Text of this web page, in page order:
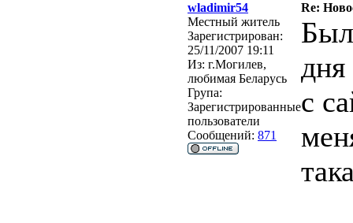
wladimir54
Re:
Местный житель
Зарегистрирован:
25/11/2007 19:11
Из: г.Могилев,
любимая Беларусь
Група:
Зарегистрированные
пользователи
Сообщений: 871
дня
с